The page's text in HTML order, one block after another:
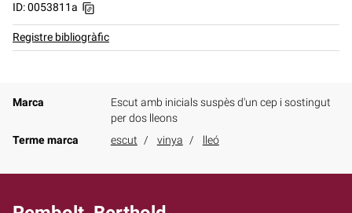
ID: 0053811a
Registre bibliogràfic
Marca
Escut amb inicials suspès d'un cep i sostingut
per dos lleons
Terme marca
escut vinya lleó